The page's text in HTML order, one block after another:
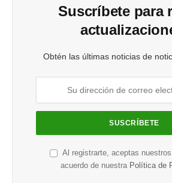
Suscríbete para
Obtén las últimas noticias de
Al registrarte, aceptas
acuerdo de nuestra Política de